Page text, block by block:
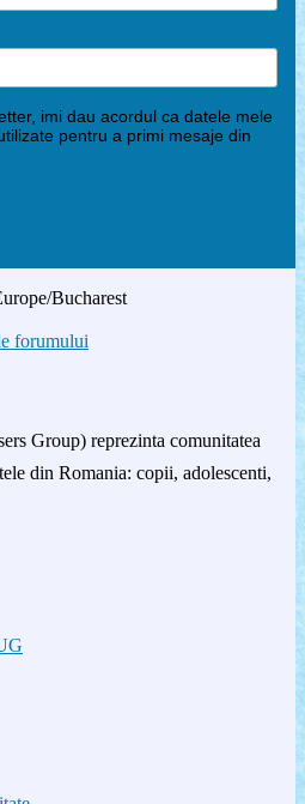
imi dau acordul ca datele mele
pentru a primi mesaje din
Bucharest
forumului
Group) reprezinta comunitatea
din Romania: copii, adolescenti,